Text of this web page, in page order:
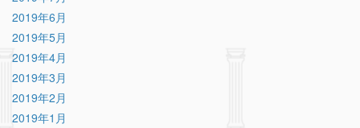
2019年6月
2019年5月
2019年4月
2019年3月
2019年2月
2019年1月